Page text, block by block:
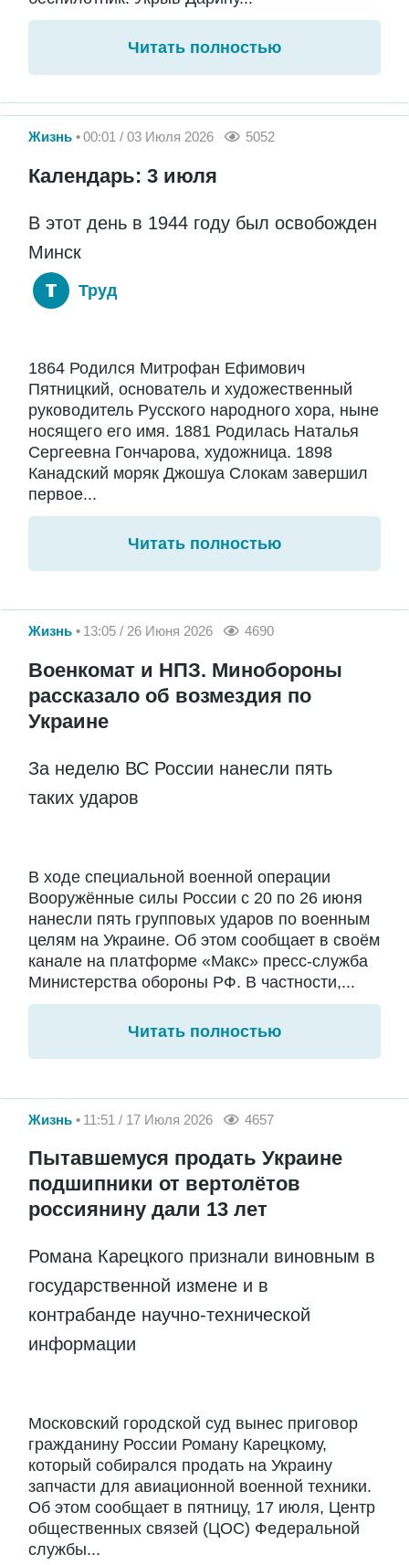
Читать полностью
Жизнь 00:01 / 03 Июля 2026 5052
Календарь: 3 июля
В этот день в 1944 году был освобожден
Минск
Труд
1864 Родился Митрофан Ефимович
Пятницкий, основатель и художественный
руководитель Русского народного хора, ныне
носящего его имя. 1881 Родилась Наталья
Сергеевна Гончарова, художница. 1898
Канадский моряк Джошуа Слокам завершил
первое...
Читать полностью
Жизнь 13:05 / 26 Июня 2026 4690
Военкомат и НПЗ. Минобороны
рассказало об возмездия по
Украине
За неделю ВС России нанесли пять
таких ударов
В ходе специальной военной операции
Вооружённые силы России с 20 по 26 июня
нанесли пять групповых ударов по военным
целям на Украине. Об этом сообщает в своём
канале на платформе «Макс» пресс-служба
Министерства обороны РФ. В частности,...
Читать полностью
Жизнь 11:51 / 17 Июля 2026 4657
Пытавшемуся продать Украине
подшипники от вертолётов
россиянину дали 13 лет
Романа Карецкого признали виновным в
государственной измене и в
контрабанде научно-технической
информации
Московский городской суд вынес приговор
гражданину России Роману Карецкому,
который собирался продать на Украину
запчасти для авиационной военной техники.
Об этом сообщает в пятницу, 17 июля, Центр
общественных связей (ЦОС) Федеральной
службы...